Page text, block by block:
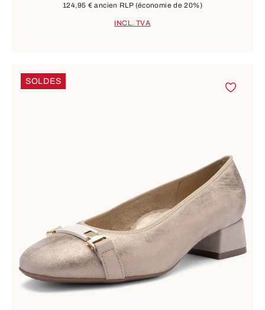
124,95 € ancien RLP (économie de 20%)
INCL. TVA
SOLDES